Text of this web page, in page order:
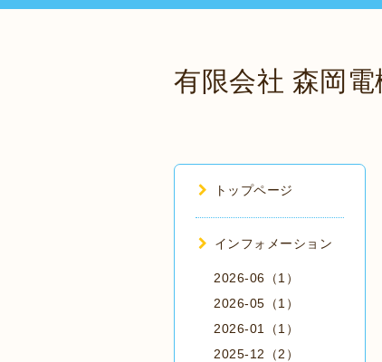
有限会社 森岡電
トップページ
インフォメーション
2026-06（1）
2026-05（1）
2026-01（1）
2025-12（2）